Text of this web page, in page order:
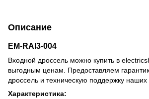
Описание
EM-RAI3-004
Входной дроссель можно купить в
выгодным ценам. Предоставляем
дроссель и техническую поддержку наших
Характеристика: